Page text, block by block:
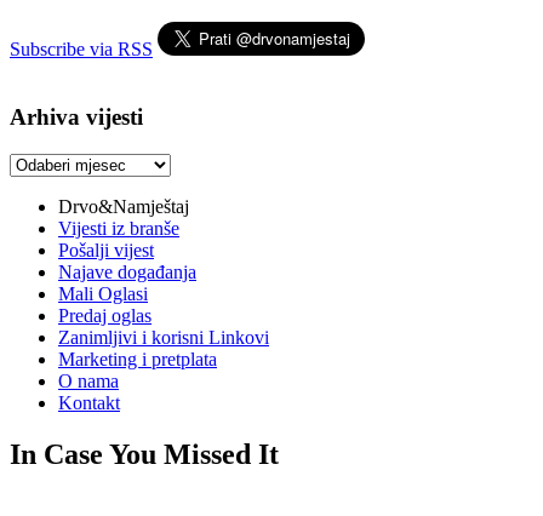
Subscribe via RSS
Arhiva vijesti
Arhiva
Drvo&Namještaj
Vijesti iz branše
Pošalji vijest
Najave događanja
Mali Oglasi
Predaj oglas
Zanimljivi i korisni Linkovi
Marketing i pretplata
O nama
Kontakt
In Case You Missed It